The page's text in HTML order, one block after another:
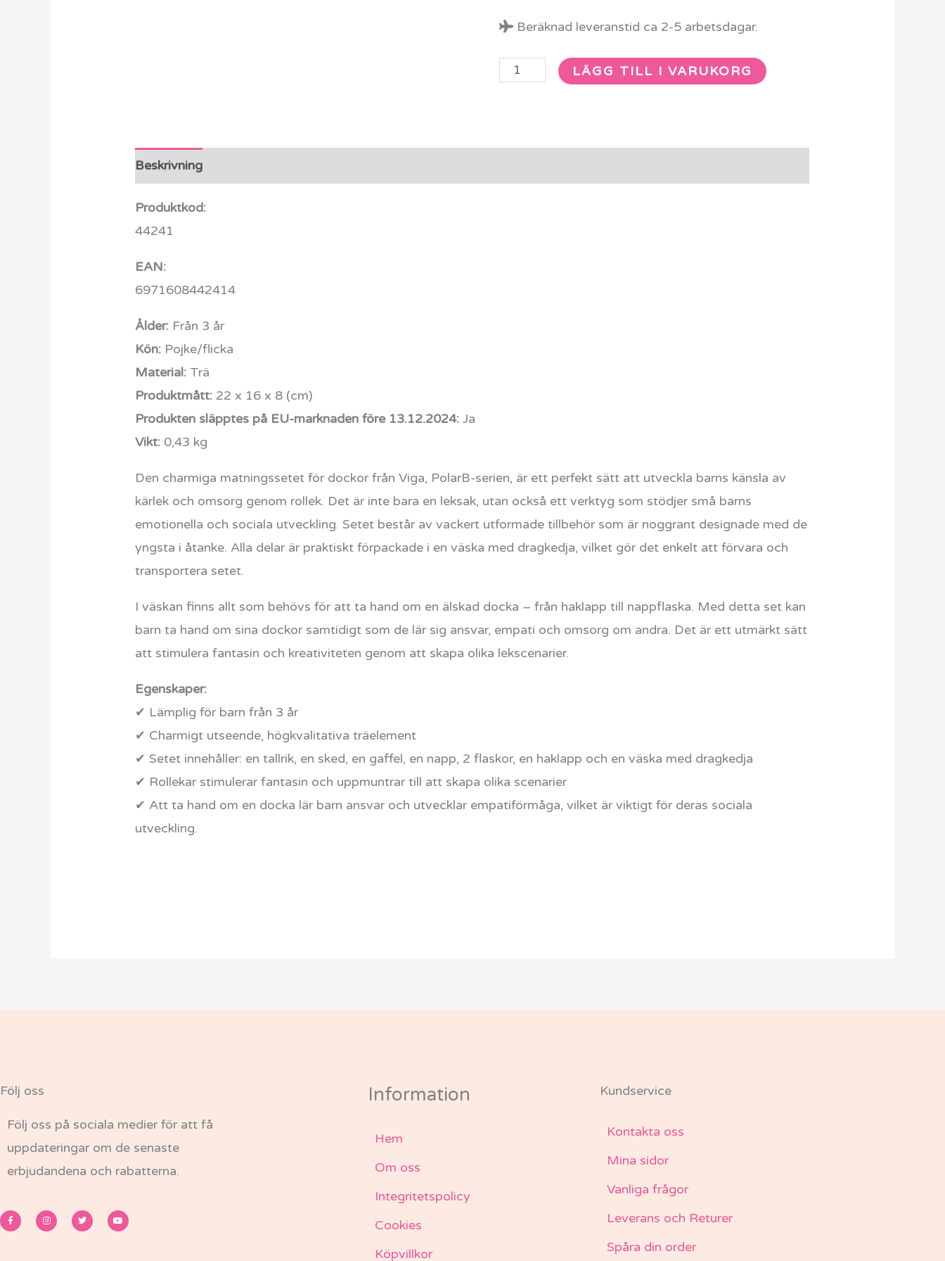
Beräknad leveranstid ca 2-5 arbetsdagar.
LÄGG TILL I VARUKORG
Beskrivning
Produktkod:
44241
EAN:
6971608442414
Ålder: Från 3 år
Kön: Pojke/flicka
Material: Trä
Produktmått: 22 x 16 x 8 (cm)
Produkten släpptes på EU-marknaden före 13.12.2024: Ja
Vikt: 0,43 kg
Den charmiga matningssetet för dockor från Viga, PolarB-serien, är ett perfekt sätt att utveckla barns känsla av
kärlek och omsorg genom rollek. Det är inte bara en leksak, utan också ett verktyg som stödjer små barns
emotionella och sociala utveckling. Setet består av vackert utformade tillbehör som är noggrant designade med de
yngsta i åtanke. Alla delar är praktiskt förpackade i en väska med dragkedja, vilket gör det enkelt att förvara och
transportera setet.
I väskan finns allt som behövs för att ta hand om en älskad docka – från haklapp till nappflaska. Med detta set kan
barn ta hand om sina dockor samtidigt som de lär sig ansvar, empati och omsorg om andra. Det är ett utmärkt sätt
att stimulera fantasin och kreativiteten genom att skapa olika lekscenarier.
Egenskaper:
✔ Lämplig för barn från 3 år
✔ Charmigt utseende, högkvalitativa träelement
✔ Setet innehåller: en tallrik, en sked, en gaffel, en napp, 2 flaskor, en haklapp och en väska med dragkedja
✔ Rollekar stimulerar fantasin och uppmuntrar till att skapa olika scenarier
✔ Att ta hand om en docka lär barn ansvar och utvecklar empatiförmåga, vilket är viktigt för deras sociala
utveckling.
Följ oss
Följ oss på sociala medier för att få
uppdateringar om de senaste
erbjudandena och rabatterna.
F
a
c
I
n
s
T
w
i
Y
o
u
Information
Hem
Om oss
Integritetspolicy
Cookies
Köpvillkor
Kundservice
Kontakta oss
Mina sidor
Vanliga frågor
Leverans och Returer
Spåra din order